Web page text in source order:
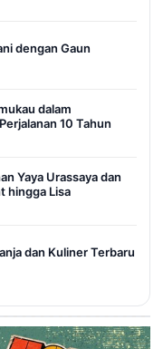
dengan Gaun
dalam
10 Tahun
Yaya Urassaya dan
hingga Lisa
dan Kuliner Terbaru